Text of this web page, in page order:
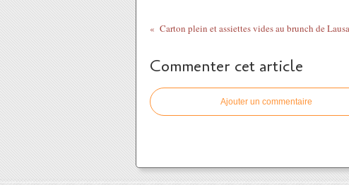
Commenter cet article
Ajouter un commentaire